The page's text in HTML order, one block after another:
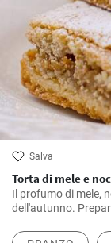
Salva
Torta di mele e
Il profumo di mele,
dell'autunno.